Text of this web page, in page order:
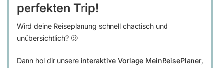
perfekten Trip!
Wird deine Reiseplanung schnell chaotisch und
unübersichtlich? 🫤
Dann hol dir unsere interaktive Vorlage MeinReisePlaner,